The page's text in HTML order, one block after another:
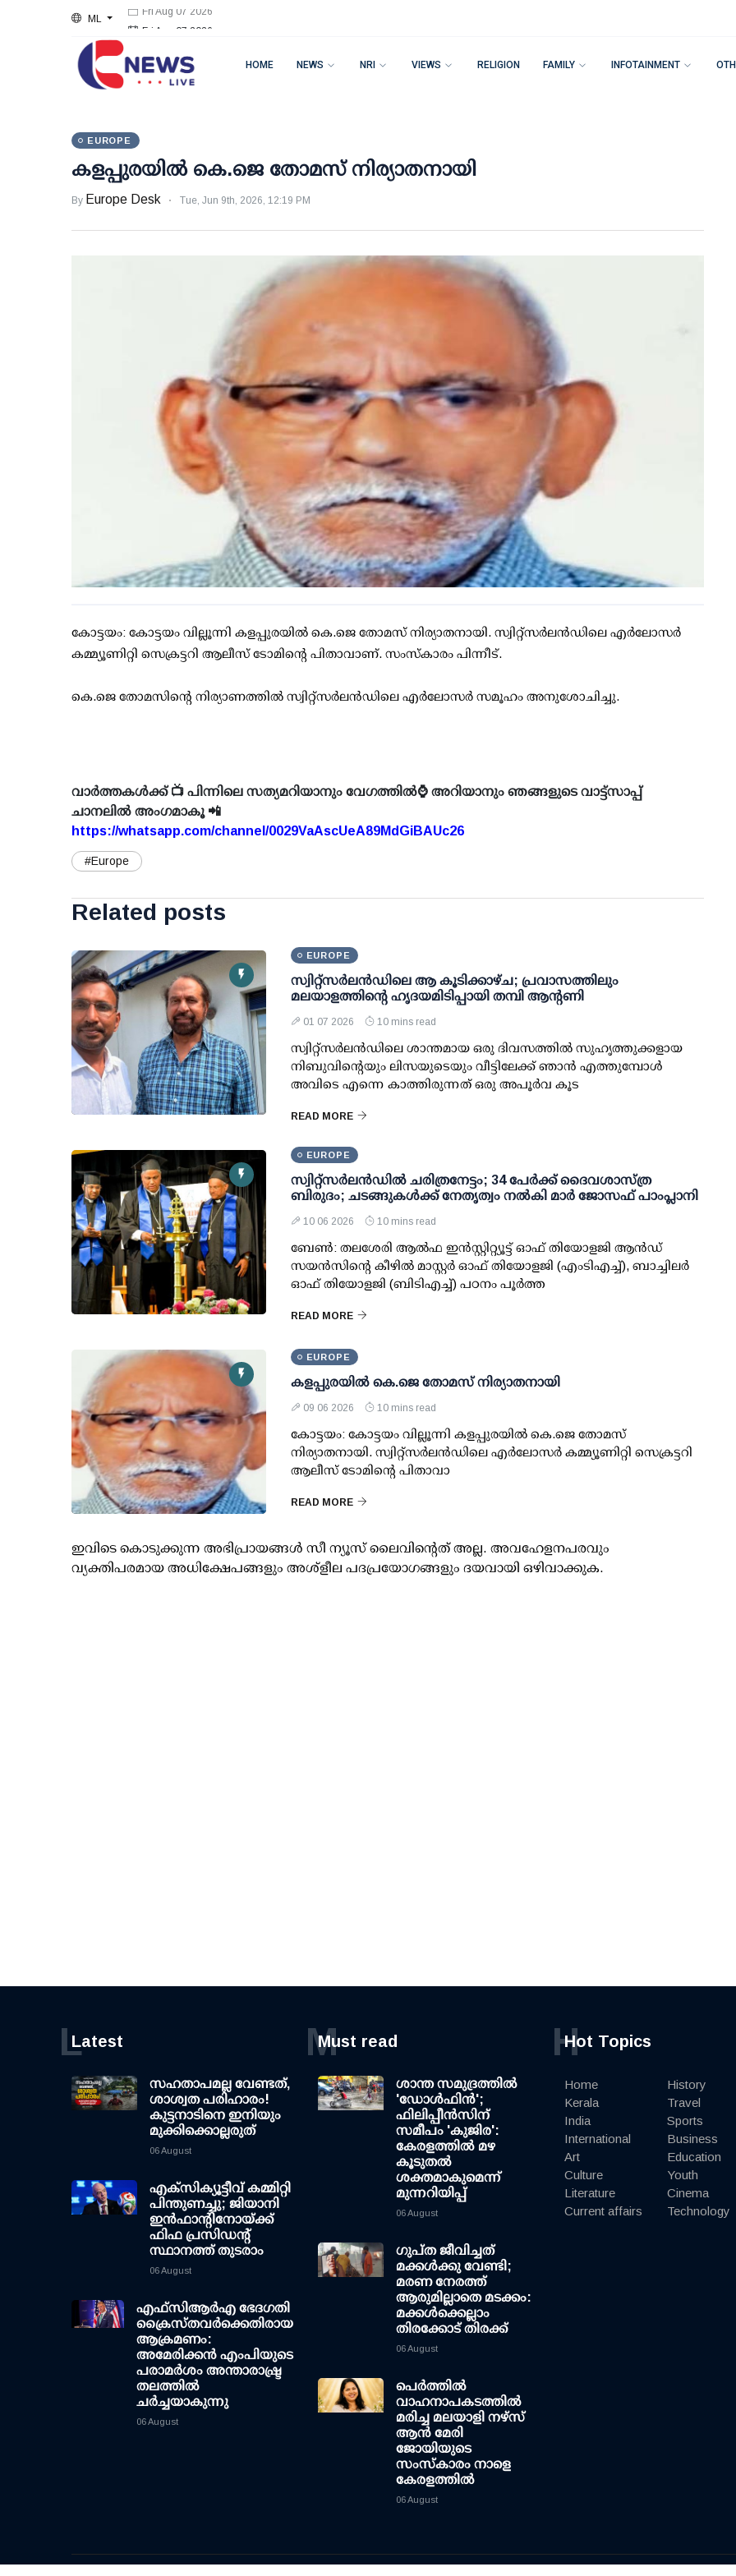
ML Fri Aug 07 2026
HOME NEWS NRI VIEWS RELIGION FAMILY INFOTAINMENT
EUROPE
കളപ്പുരയില്‍ കെ.ജെ തോമസ് നിര്യാതനായി
By Europe Desk Tue, Jun 9th, 2026, 12:19 PM
കോട്ടയം: കോട്ടയം വില്ലൂന്നി കളപ്പുരയില്‍ കെ.ജെ തോമസ് നിര്യാതനായി. സ്വിറ്റ്‌സര്‍ലന്‍ഡിലെ എര്‍ലോസര്‍
കമ്മ്യൂണിറ്റി സെക്രട്ടറി ആലീസ് ടോമിന്റെ പിതാവാണ്. സംസ്‌കാരം പിന്നീട്.
കെ.ജെ തോമസിന്റെ നിര്യാണത്തില്‍ സ്വിറ്റ്‌സര്‍ലന്‍ഡിലെ എര്‍ലോസര്‍ സമൂഹം അനുശോചിച്ചു.
വാർത്തകൾക്ക് 📺 പിന്നിലെ സത്യമറിയാനും വേഗത്തിൽ⌚ അറിയാനും ഞങ്ങളുടെ വാട്ട്സാപ്പ്
ചാനലിൽ അംഗമാകൂ 📲
https://whatsapp.com/channel/0029VaAscUeA89MdGiBAUc26
#Europe
Related posts
EUROPE
സ്വിറ്റ്സർലൻഡിലെ ആ കൂടിക്കാഴ്ച; പ്രവാസത്തിലും
മലയാളത്തിന്റെ ഹൃദയമിടിപ്പായി തമ്പി ആന്റണി
01 07 2026 10 mins read
സ്വിറ്റ്സർലൻഡിലെ ശാന്തമായ ഒരു ദിവസത്തിൽ സുഹൃത്തുക്കളായ
നിബുവിന്റെയും ലിസയുടെയും വീട്ടിലേക്ക് ഞാൻ എത്തുമ്പോൾ
അവിടെ എന്നെ കാത്തിരുന്നത് ഒരു അപൂർവ കൂട
READ MORE
EUROPE
സ്വിറ്റ്സർലൻഡിൽ ചരിത്രനേട്ടം; 34 പേർക്ക് ദൈവശാസ്ത്ര
ബിരുദം; ചടങ്ങുകൾക്ക് നേതൃത്വം നൽകി മാർ ജോസഫ് പാംപ്ലാനി
10 06 2026 10 mins read
ബേൺ: തലശേരി ആൽഫ ഇൻസ്റ്റിറ്റ്യൂട്ട് ഓഫ് തിയോളജി ആൻഡ്
സയൻസിന്റെ കീഴിൽ മാസ്റ്റർ ഓഫ് തിയോളജി (എംടിഎച്ച്), ബാച്ചിലർ
ഓഫ് തിയോളജി (ബി‌ടിഎച്ച്) പഠനം പൂർത്ത
READ MORE
EUROPE
കളപ്പുരയില്‍ കെ.ജെ തോമസ് നിര്യാതനായി
09 06 2026 10 mins read
കോട്ടയം: കോട്ടയം വില്ലൂന്നി കളപ്പുരയില്‍ കെ.ജെ തോമസ്
നിര്യാതനായി. സ്വിറ്റ്‌സര്‍ലന്‍ഡിലെ എര്‍ലോസര്‍ കമ്മ്യൂണിറ്റി സെക്രട്ടറി
ആലീസ് ടോമിന്റെ പിതാവാ
READ MORE
ഇവിടെ കൊടുക്കുന്ന അഭിപ്രായങ്ങള്‍ സീ ന്യൂസ് ലൈവിന്റെത് അല്ല. അവഹേളനപരവും
വ്യക്തിപരമായ അധിക്ഷേപങ്ങളും അശ്‌ളീല പദപ്രയോഗങ്ങളും ദയവായി ഒഴിവാക്കുക.
Latest
L
സഹതാപമല്ല വേണ്ടത്,
ശാശ്വത പരിഹാരം!
കുട്ടനാടിനെ ഇനിയും
മുക്കിക്കൊല്ലരുത്
06 August
എക്സിക്യൂട്ടീവ് കമ്മിറ്റി
പിന്തുണച്ചു; ജിയാനി
ഇന്‍ഫാന്റിനോയ്ക്ക്
ഫിഫ പ്രസിഡന്റ്
സ്ഥാനത്ത് തുടരാം
06 August
എഫ്‌സി‌ആര്‍‌എ ഭേദഗതി
ക്രൈസ്തവർക്കെതിരായ
ആക്രമണം:
അമേരിക്കൻ എംപിയുടെ
പരാമർശം അന്താരാഷ്ട്ര
തലത്തിൽ
ചർച്ചയാകുന്നു
06 August
Must read
M
ശാന്ത സമുദ്രത്തില്‍
'ഡോള്‍ഫിന്‍';
ഫിലിപ്പീന്‍സിന്
സമീപം 'കുജിര':
കേരളത്തില്‍ മഴ
കൂടുതല്‍
ശക്തമാകുമെന്ന്
മുന്നറിയിപ്പ്
06 August
ഗുപ്ത ജീവിച്ചത്
മക്കള്‍ക്കു വേണ്ടി;
മരണ നേരത്ത്
ആരുമില്ലാതെ മടക്കം:
മക്കള്‍ക്കെല്ലാം
തിരക്കോട് തിരക്ക്
06 August
പെർത്തിൽ
വാഹനാപകടത്തിൽ
മരിച്ച മലയാളി നഴ്സ്
ആൻ മേരി
ജോയിയുടെ
സംസ്കാരം നാളെ
കേരളത്തിൽ
06 August
Hot Topics
H
Home
Kerala
India
International
Art
Culture
Literature
Current affairs
History
Travel
Sports
Business
Education
Youth
Cinema
Technology